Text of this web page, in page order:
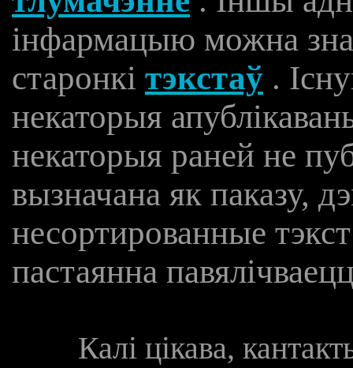
інфармацыю можна
старонкі тэкстаў .
некаторыя
некаторыя раней не
вызначана як паказу,
несортированные
пастаянна
Калі цікава,